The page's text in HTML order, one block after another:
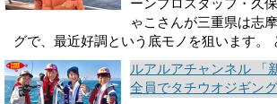
ーンプロスタッフ・久
ゃこさんが三重県は志
グで、最近好調という底モノを狙います。
ルアルアチャンネル 「
全員でタチウオジギン